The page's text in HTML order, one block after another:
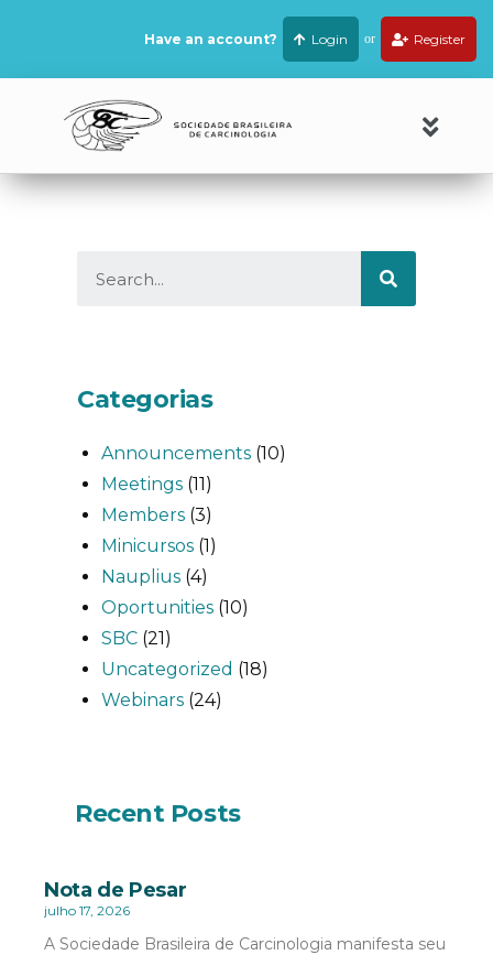
Have an account? Login or Register
Categorias
Announcements (10)
Meetings (11)
Members (3)
Minicursos (1)
Nauplius (4)
Oportunities (10)
SBC (21)
Uncategorized (18)
Webinars (24)
Recent Posts
Nota de Pesar
julho 17, 2026
A Sociedade Brasileira de Carcinologia manifesta seu